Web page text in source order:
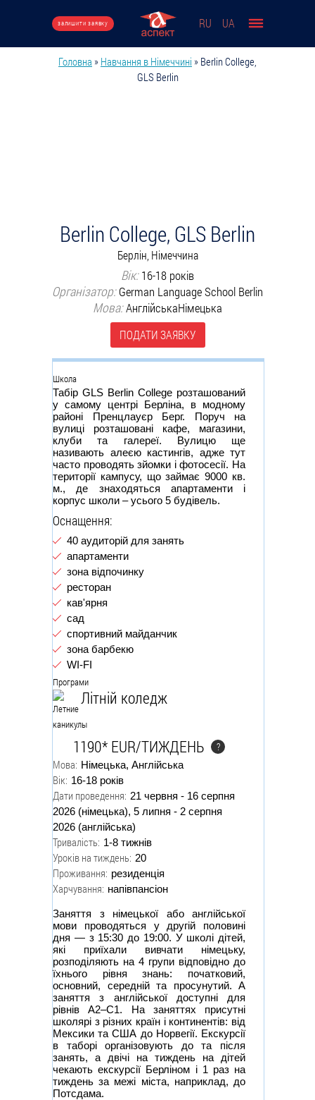
залишити заявку RU UA
Ви є тут
Головна » Навчання в Німеччині » Berlin College,
GLS Berlin
Berlin College, GLS Berlin
Берлін, Німеччина
Вік:16-18 років
Організатор:German Language School Berlin
Мова:АнглійськаНімецька
ПОДАТИ ЗАЯВКУ
Группа
Школа
Табір GLS Berlin College розташований
у самому центрі Берліна, в модному
районі Пренцлауєр Берг. Поруч на
вулиці розташовані кафе, магазини,
клуби та галереї. Вулицю ще
називають алеєю кастингів, адже тут
часто проводять зйомки і фотосесії. На
території кампусу, що займає 9000 кв.
м., де знаходяться апартаменти і
корпус школи – усього 5 будівель.
Оснащення:
40 аудиторій для занять
апартаменти
зона відпочинку
ресторан
кав'ярня
сад
спортивний майданчик
зона барбекю
WI-FI
Програми
Літній коледж
1190* EUR/ТИЖДЕНЬ ?
Мова: Німецька, Англійська
Вік: 16-18 років
Дати проведення: 21 червня - 16 серпня
2026 (німецька), 5 липня - 2 серпня
2026 (англійська)
Тривалість: 1-8 тижнів
Уроків на тиждень: 20
Проживання: резиденція
Харчування: напівпансіон
Заняття з німецької або англійської
мови проводяться у другій половині
дня — з 15:30 до 19:00. У школі дітей,
які приїхали вивчати німецьку,
розподіляють на 4 групи відповідно до
їхнього рівня знань: початковий,
основний, середній та просунутий. А
заняття з англійської доступні для
рівнів A2–C1. На заняттях присутні
школярі з різних країн і континентів: від
Мексики та США до Норвегії. Екскурсії
в таборі організовують до та після
занять, а двічі на тиждень на дітей
чекають екскурсії Берліном і 1 раз на
тиждень за межі міста, наприклад, до
Потсдама.